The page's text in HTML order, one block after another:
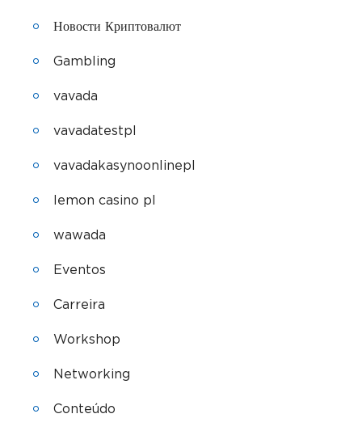
Новости Криптовалют
Gambling
vavada
vavadatestpl
vavadakasynoonlinepl
lemon casino pl
wawada
Eventos
Carreira
Workshop
Networking
Conteúdo